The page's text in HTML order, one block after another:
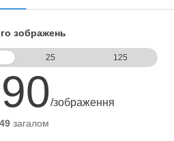
зображень
25 125
/зображення
загалом